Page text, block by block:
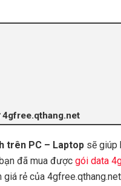
trên PC – Laptop sẽ giúp
đã mua được gói data
rẻ của